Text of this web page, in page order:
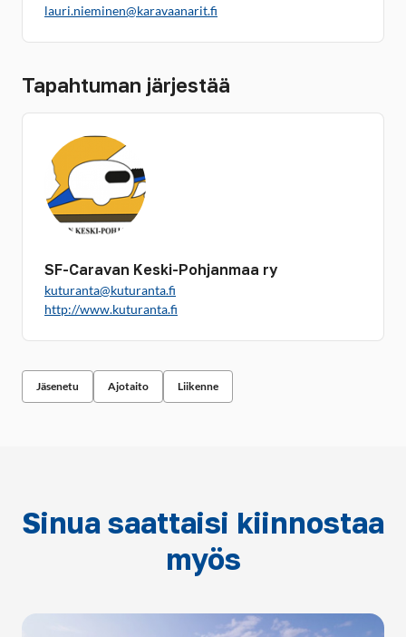
lauri.nieminen@karavaanarit.fi
Tapahtuman järjestää
SF-Caravan Keski-Pohjanmaa ry
kuturanta@kuturanta.fi
http://www.kuturanta.fi
Jäsenetu Ajotaito Liikenne
Sinua saattaisi kiinnostaa
myös